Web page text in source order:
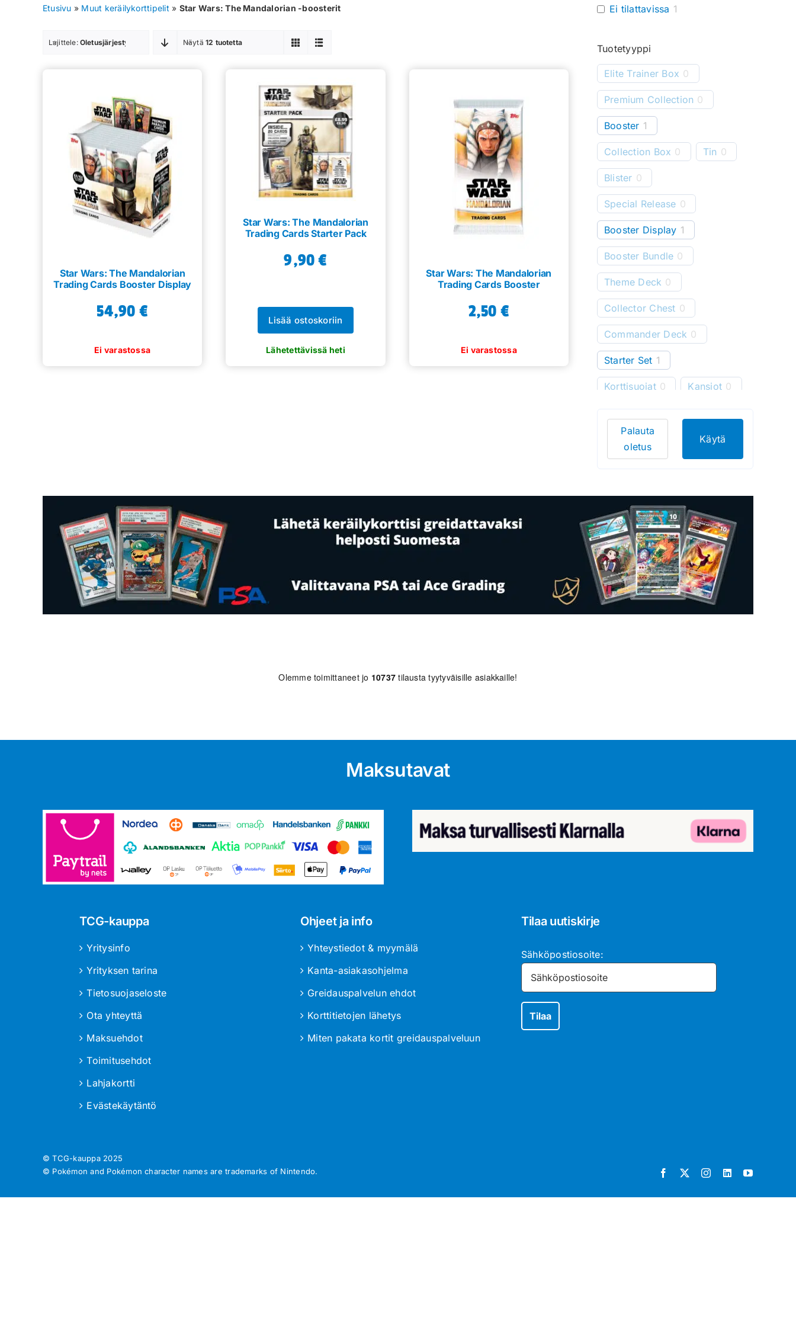
Etusivu » Muut keräilykorttipelit » Star Wars: The Mandalorian -boosterit
Lajittele: Oletusjärjestys Näytä12 tuotetta
Star Wars: The Mandalorian
Trading Cards Booster Display
54,90 €
Star Wars: The Mandalorian
Trading Cards Starter Pack
9,90€
Lisää ostoskoriin
Star Wars: The Mandalorian
Trading Cards Booster
2,50 €
Ei tilattavissa 1
Tuotetyyppi
Elite Trainer Box 0
Premium Collection 0
Booster 1
Collection Box 0 Tin 0
Blister 0
Special Release 0
Booster Display 1
Booster Bundle 0
Theme Deck 0
Collector Chest 0
Commander Deck 0
Starter Set 1
Korttisuojat 0 Kansiot 0
Pelimatot 0
Bundle 0
Mysteeri-tuote 0
Figuuri 0 Gift Box 0
Lautapeli 0
Käytä
Palauta
oletus
Olemme toimittaneet jo 10737 tilausta tyytyväisille asiakkaille!
Maksutavat
TCG-kauppa
Yritysinfo
Yrityksen tarina
Tietosuojaseloste
Ota yhteyttä
Maksuehdot
Toimitusehdot
Lahjakortti
Evästekäytäntö
Ohjeet ja info
Yhteystiedot & myymälä
Kanta-asiakasohjelma
Greidauspalvelun ehdot
Korttitietojen lähetys
Miten pakata kortit greidauspalveluun
Tilaa uutiskirje
Sähköpostiosoite:
© TCG-kauppa 2025
© Pokémon and Pokémon character names are trademarks of Nintendo.